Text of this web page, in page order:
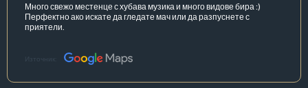
Много свежо местенце с хубава музика и много видове бира :)
Перфектно ако искате да гледате мач или да разпуснете с
приятели.
Източник: